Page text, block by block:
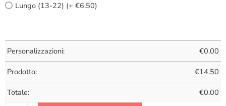
Lungo (13-22) (+ €6.50)
Personalizzazioni: €0.00
Prodotto: €14.50
Totale: €0.00